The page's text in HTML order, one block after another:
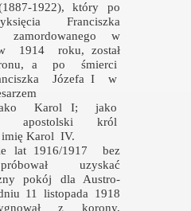
1922), który po
Franciszka
zamordowanego w
1914
roku, został
a po
śmierci
Józefa I
w
Karol I;
jako
apostolski
król
imię Karol IV.
lat 1916/1917
bez
uzyskać
pokój dla Austro-
11 listopada 1918
z
korony,